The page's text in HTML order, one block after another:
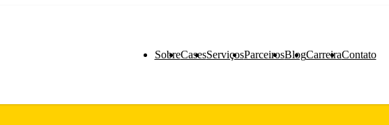
SobreCasesServiçosParceirosBlogCarreiraContato